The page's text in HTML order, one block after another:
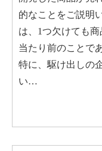
的なことをご説明
は、1つ欠けても
当たり前のことで
特に、駆け出しの
い…